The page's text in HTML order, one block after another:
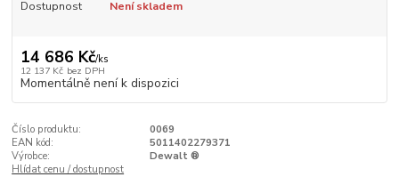
Dostupnost Není skladem
14 686 Kč/ks
12 137 Kč bez DPH
Momentálně není k dispozici
Číslo produktu:
0069
EAN kód:
5011402279371
Výrobce:
Dewalt ®
Hlídat cenu / dostupnost